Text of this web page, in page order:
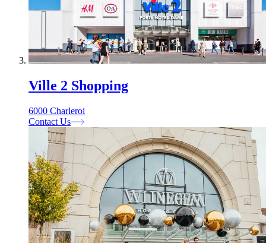
Ville 2 Shopping
6000 Charleroi
Contact Us